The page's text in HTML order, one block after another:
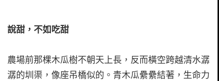
說甜，不如吃甜
農場前那棵木瓜樹不朝天上長，反而橫空跨越清水潺
潺的圳渠，像座吊橋似的。青木瓜纍纍結著，生命力